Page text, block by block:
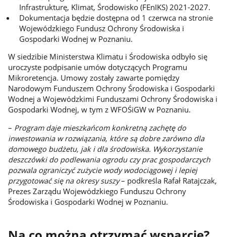
Infrastrukturę, Klimat, Środowisko (FEnIKS) 2021-2027.
Dokumentacja będzie dostępna od 1 czerwca na stronie
Wojewódzkiego Fundusz Ochrony Środowiska i
Gospodarki Wodnej w Poznaniu.
W siedzibie Ministerstwa Klimatu i Środowiska odbyło się
uroczyste podpisanie umów dotyczących Programu
Mikroretencja. Umowy zostały zawarte pomiędzy
Narodowym Funduszem Ochrony Środowiska i Gospodarki
Wodnej a Wojewódzkimi Funduszami Ochrony Środowiska i
Gospodarki Wodnej, w tym z WFOŚiGW w Poznaniu.
– Program daje mieszkańcom konkretną zachętę do
inwestowania w rozwiązania, które są dobre zarówno dla
domowego budżetu, jak i dla środowiska. Wykorzystanie
deszczówki do podlewania ogrodu czy prac gospodarczych
pozwala ograniczyć zużycie wody wodociągowej i lepiej
przygotować się na okresy suszy– podkreśla Rafał Ratajczak,
Prezes Zarządu Wojewódzkiego Funduszu Ochrony
Środowiska i Gospodarki Wodnej w Poznaniu.